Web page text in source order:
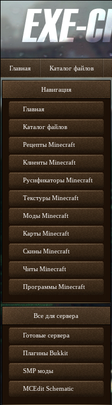
Главная Каталог файлов
Навигация
Главная
Каталог файлов
Рецепты Minecraft
Клиенты Minecraft
Русификаторы Minecraft
Текстуры Minecraft
Моды Minecraft
Карты Minecraft
Скины Minecraft
Читы Minecraft
Программы Minecraft
Все для сервера
Готовые сервера
Плагины Bukkit
SMP моды
MCEdit Schematic